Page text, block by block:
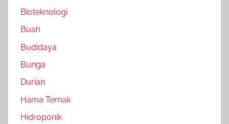
Bioteknologi
Buah
Budidaya
Bunga
Durian
Hama Ternak
Hidroponik